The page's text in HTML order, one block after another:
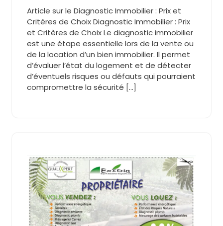
Article sur le Diagnostic Immobilier : Prix et
Critères de Choix Diagnostic Immobilier : Prix
et Critères de Choix Le diagnostic immobilier
est une étape essentielle lors de la vente ou
de la location d’un bien immobilier. Il permet
d’évaluer l’état du logement et de détecter
d’éventuels risques ou défauts qui pourraient
compromettre la sécurité […]